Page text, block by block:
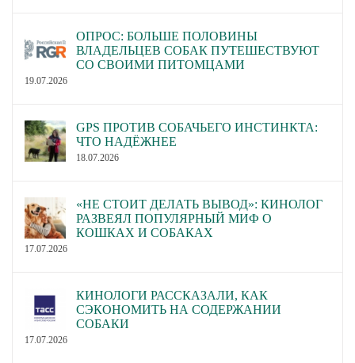
ОПРОС: БОЛЬШЕ ПОЛОВИНЫ
ВЛАДЕЛЬЦЕВ СОБАК ПУТЕШЕСТВУЮТ
СО СВОИМИ ПИТОМЦАМИ
19.07.2026
GPS ПРОТИВ СОБАЧЬЕГО ИНСТИНКТА:
ЧТО НАДЁЖНЕЕ
18.07.2026
«НЕ СТОИТ ДЕЛАТЬ ВЫВОД»: КИНОЛОГ
РАЗВЕЯЛ ПОПУЛЯРНЫЙ МИФ О
КОШКАХ И СОБАКАХ
17.07.2026
КИНОЛОГИ РАССКАЗАЛИ, КАК
СЭКОНОМИТЬ НА СОДЕРЖАНИИ
СОБАКИ
17.07.2026